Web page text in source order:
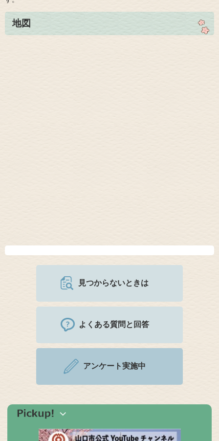
地図
見つからないときは
よくある質問と回答
アンケート実施中